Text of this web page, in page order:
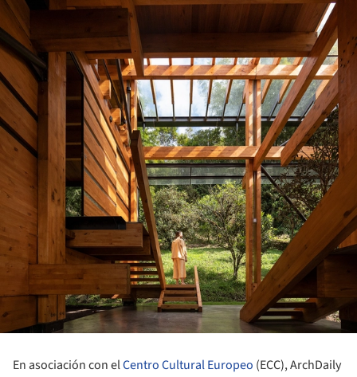
En asociación con elCentro Cultural Europeo (ECC), ArchDaily